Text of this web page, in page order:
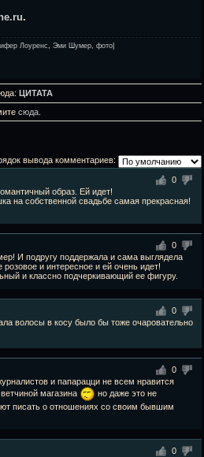
.
Лоуренс Эми Шумер фото
ЦИТАТА
сюда
вывода комментариев:
0
образ. Ей идет!
на собственной свадьбе самая прекрасная!
0
И подругу поддержала и сама выглядела
и интересное и ей очень идет!
и классно подчеркивающий ее фигуру.
0
волосы в косу было бы тоже очаровательно
0
и папарацци не всем нравится
магазина
но даже это не
писать о отношениях со своим бывшим
0